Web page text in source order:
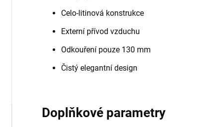
Celo-litinová konstrukce
Externí přívod vzduchu
Odkouření pouze 130 mm
Čistý elegantní design
Doplňkové parametry